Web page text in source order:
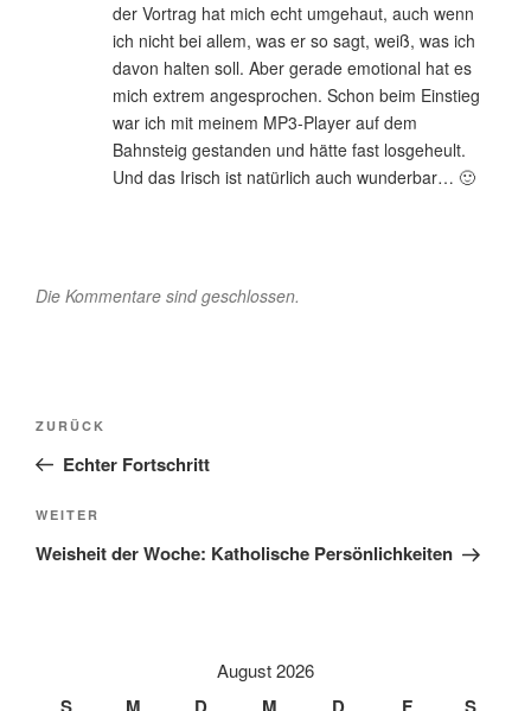
der Vortrag hat mich echt umgehaut, auch wenn
ich nicht bei allem, was er so sagt, weiß, was ich
davon halten soll. Aber gerade emotional hat es
mich extrem angesprochen. Schon beim Einstieg
war ich mit meinem MP3-Player auf dem
Bahnsteig gestanden und hätte fast losgeheult.
Und das Irisch ist natürlich auch wunderbar… 🙂
Die Kommentare sind geschlossen.
Beitragsnavigation
Vorheriger
Beitrag
ZURÜCK
Echter Fortschritt
Nächster
Beitrag
WEITER
Weisheit der Woche: Katholische Persönlichkeiten
August 2026